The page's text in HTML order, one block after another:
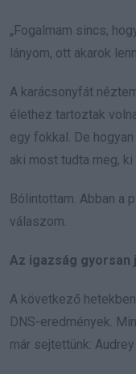
„Fogalmam sincs,
lányom, ott akarok
A karácsonyfát
élethez tartoztak
egy fokkal. De
aki most tudta meg,
Bólintottam. Abban a
válaszom.
Az igazság gyorsan
A következő
DNS-eredmények.
már sejtettünk: Audrey